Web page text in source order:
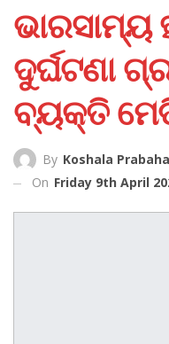
ଭାରସାମ୍ୟ
ଦୁର୍ଘଟଣା
ବ୍ୟକ୍ତି
By Koshala Prabaha
On Friday 9th April